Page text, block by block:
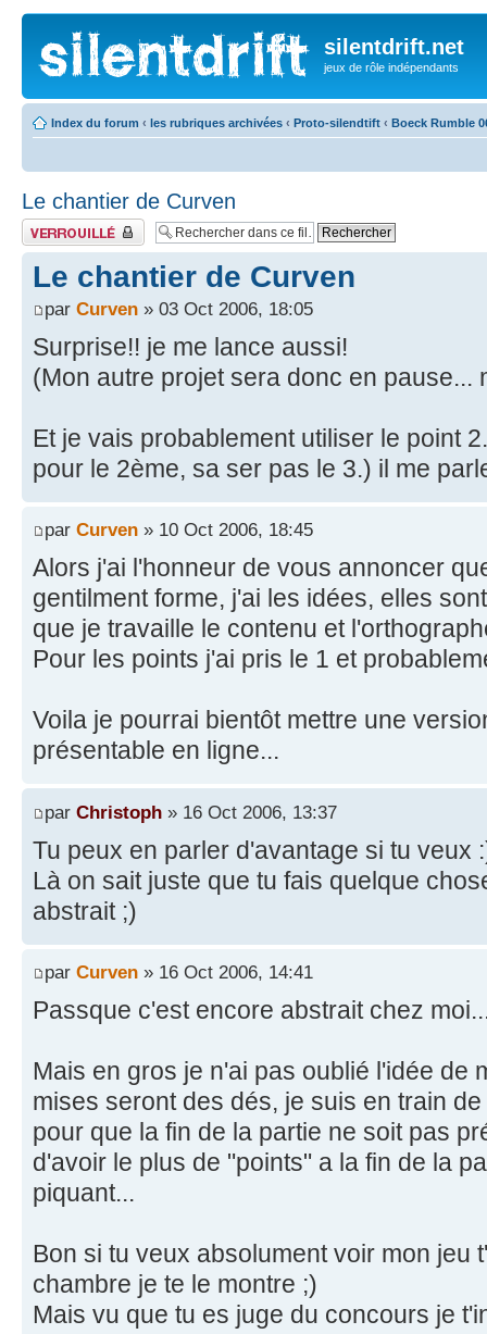
silentdrift.net
jeux de rôle indépendants
Index du forum ‹ les rubriques archivées ‹ Proto-silendtift ‹ Boeck Rumble
Le chantier de Curven
Fil verrouillé
Le chantier de Curven
par Curven » 03 Oct 2006, 18:05
Surprise!! je me lance aussi!
(Mon autre projet sera donc en pause...
Et je vais probablement utiliser le point
pour le 2ème, sa ser pas le 3.) il me
par Curven » 10 Oct 2006, 18:45
Alors j'ai l'honneur de vous annoncer
gentilment forme, j'ai les idées, elles
que je travaille le contenu et
Pour les points j'ai pris le 1 et
Voila je pourrai bientôt mettre une
présentable en ligne...
par Christoph » 16 Oct 2006, 13:37
Tu peux en parler d'avantage si tu veux
Là on sait juste que tu fais quelque
abstrait ;)
par Curven » 16 Oct 2006, 14:41
Passque c'est encore abstrait chez
Mais en gros je n'ai pas oublié l'idée de
mises seront des dés, je suis en train
pour que la fin de la partie ne soit pas
d'avoir le plus de "points" a la fin de la
piquant...
Bon si tu veux absolument voir mon jeu
chambre je te le montre ;)
Mais vu que tu es juge du concours je